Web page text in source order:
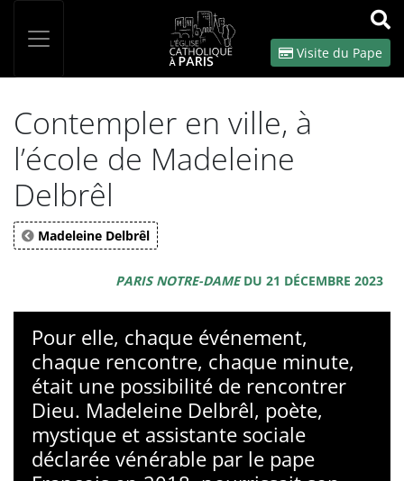
OK
Visite du Pape
Contempler en ville, à
l’école de Madeleine
Delbrêl
Madeleine Delbrêl
PARIS NOTRE-DAMEDU 21 DÉCEMBRE 2023
Pour elle, chaque événement,
chaque rencontre, chaque minute,
était une possibilité de rencontrer
Dieu. Madeleine Delbrêl, poète,
mystique et assistante sociale
déclarée vénérable par le pape
Panneau de gestion des cookies